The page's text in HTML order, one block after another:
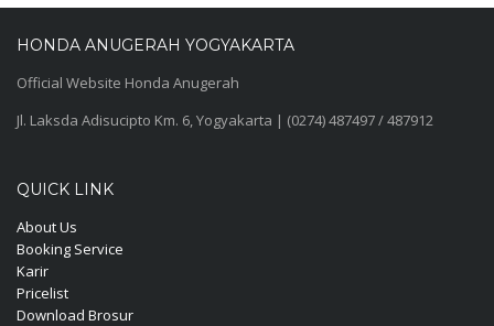
HONDA ANUGERAH YOGYAKARTA
Official Website Honda Anugerah
Jl. Laksda Adisucipto Km. 6, Yogyakarta | (0274) 487497 / 487912
QUICK LINK
About Us
Booking Service
Karir
Pricelist
Download Brosur